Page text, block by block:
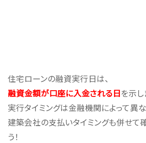
住宅ローンの融資実行日は、
融資金額が口座に入金される日を示し
実行タイミングは金融機関によって異な
建築会社の支払いタイミングも併せて
う！